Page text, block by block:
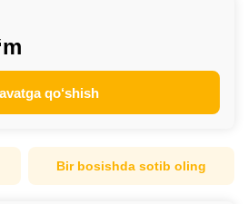
qo‘shish
Bir bosishda sotib oling